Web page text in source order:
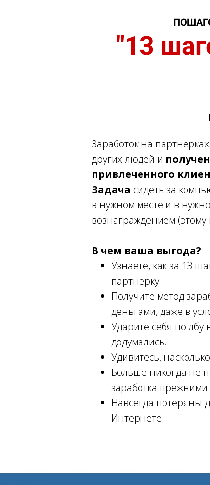
"13
Заработок на
других людей и
привлеченного
Задача сидеть за
в нужном месте и в
вознаграждением (этому
В чем ваша выгода?
Узнаете, как за 13
партнерку
Получите метод
деньгами, даже в
Ударите себя по лбу
додумались.
Удивитесь,
Больше никогда не
заработка прежними
Навсегда потеряны
Интернете.